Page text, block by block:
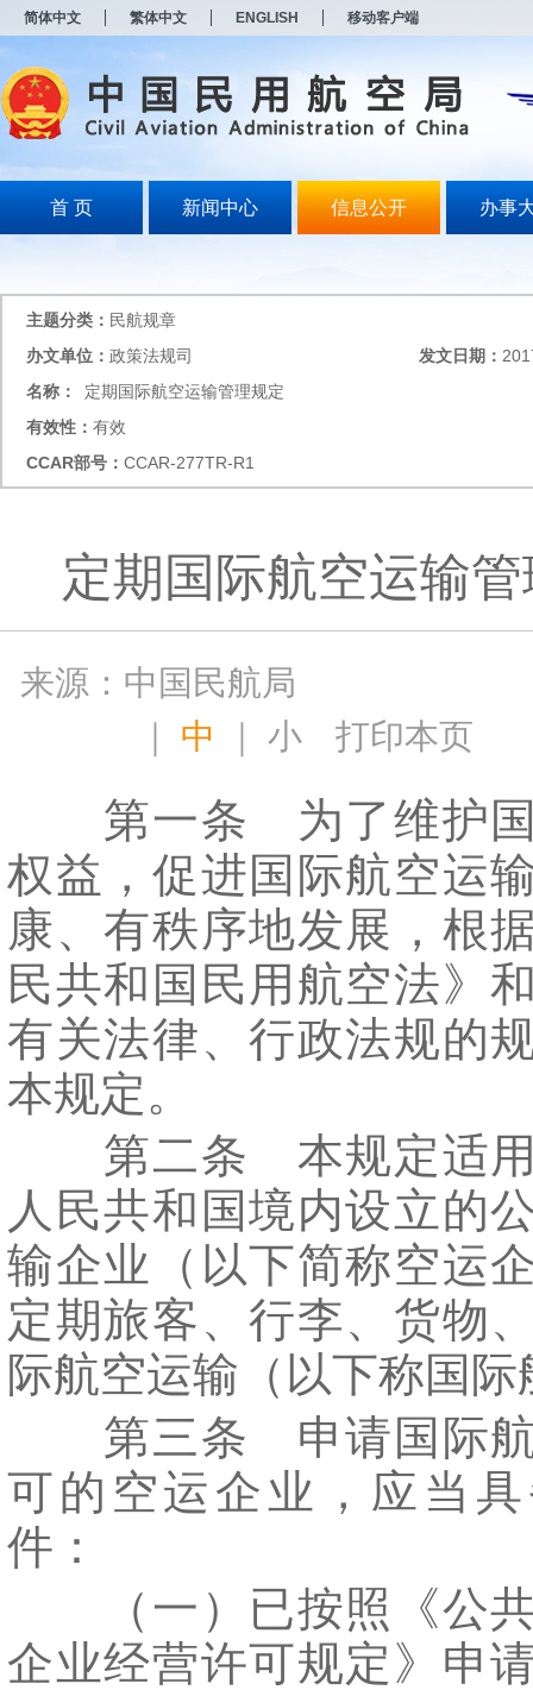
简体中文 繁体中文 ENGLISH 移动客户端
首 页 新闻中心 信息公开 办事
主题分类： 民航规章
办文单位： 政策法规司 发文日期：
名称：
定期国际航空运输管理规定
有效性： 有效
CCAR部号： CCAR-277TR-R1
定期国际航空运输
来源：中国民航局
｜ 中 ｜小 打印本页
第一条 为了维护国
权益，促进国际航空运
康、有秩序地发展，根
民共和国民用航空法》
有关法律、行政法规的
本规定。
第二条 本规定适用
人民共和国境内设立的
输企业（以下简称空运
定期旅客、行李、货物
际航空运输（以下称国际
第三条 申请国际航
可的空运企业，应当
件：
（一）已按照《公共
企业经营许可规定》申
打
开
无
障
说